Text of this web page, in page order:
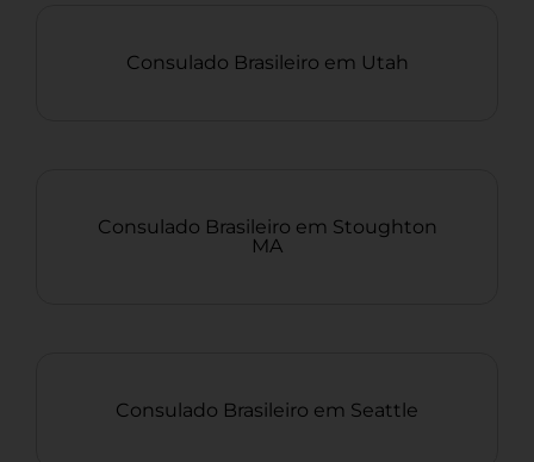
Consulado Brasileiro em Utah
Consulado Brasileiro em Stoughton
MA
Consulado Brasileiro em Seattle